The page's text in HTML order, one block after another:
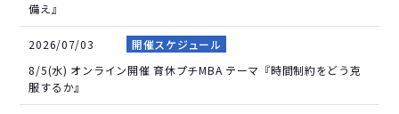
備え』
2026/07/03
開催スケジュール
8/5(水) オンライン開催 育休プチMBA テーマ『時間制約をどう克
服するか』